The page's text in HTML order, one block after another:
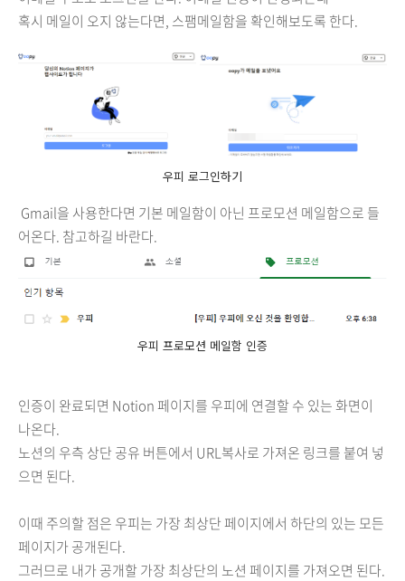
혹시 메일이 오지 않는다면, 스팸메일함을 확인해보도록 한다.
우피 로그인하기
Gmail을 사용한다면 기본 메일함이 아닌 프로모션 메일함으로 들
어온다. 참고하길 바란다.
우피 프로모션 메일함 인증
인증이 완료되면 Notion 페이지를 우피에 연결할 수 있는 화면이
나온다.
노션의 우측 상단 공유 버튼에서 URL복사로 가져온 링크를 붙여 넣
으면 된다.
이때 주의할 점은 우피는 가장 최상단 페이지에서 하단의 있는 모든
페이지가 공개된다.
그러므로 내가 공개할 가장 최상단의 노션 페이지를 가져오면 된다.